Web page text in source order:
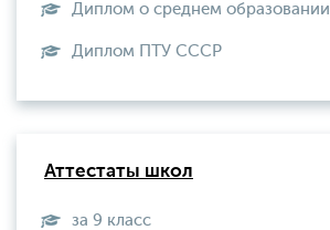
Диплом о среднем образовании
Диплом ПТУ СССР
Аттестаты школ
за 9 класс